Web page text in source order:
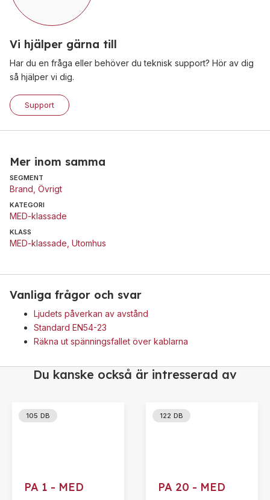
Vi hjälper gärna till
Har du en fråga eller behöver du teknisk support? Hör av dig
så hjälper vi dig.
Support
Mer inom samma
SEGMENT
Brand Övrigt
KATEGORI
MED-klassade
KLASS
MED-klassade Utomhus
Vanliga frågor och svar
Ljudets påverkan av avstånd
Standard EN54-23
Räkna ut spänningsfallet över kablarna
Du kanske också är intresserad av
105 DB
PA 1 - MED
122 DB
PA 20 - MED